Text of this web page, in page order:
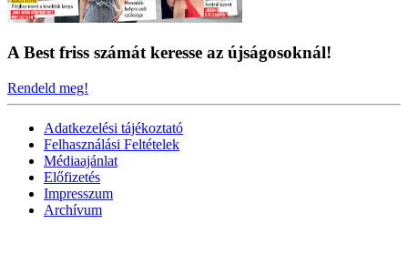
A Best friss számát keresse az újságosoknál!
Rendeld meg!
Adatkezelési tájékoztató
Felhasználási Feltételek
Médiaajánlat
Előfizetés
Impresszum
Archívum